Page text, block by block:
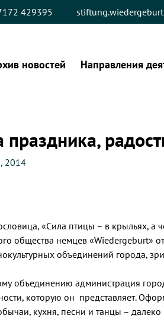
429395
новостей Направления
2014
«Сила птицы – в крыльях,
общества немцев «Wiedergeburt»
объединений города,
объединению администрация
которую он представляет.
кухня, песни и танцы –